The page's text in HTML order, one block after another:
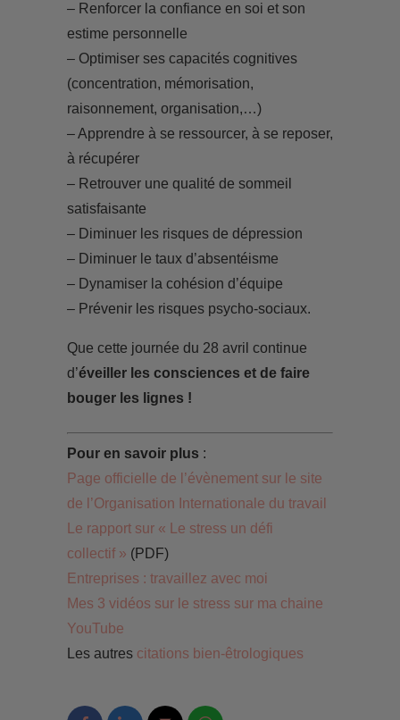
– Renforcer la confiance en soi et son
estime personnelle
– Optimiser ses capacités cognitives
(concentration, mémorisation,
raisonnement, organisation,…)
– Apprendre à se ressourcer, à se reposer,
à récupérer
– Retrouver une qualité de sommeil
satisfaisante
– Diminuer les risques de dépression
– Diminuer le taux d’absentéisme
– Dynamiser la cohésion d’équipe
– Prévenir les risques psycho-sociaux.
Que cette journée du 28 avril continue
d’éveiller les consciences et de faire
bouger les lignes !
Pour en savoir plus :
Page officielle de l’évènement sur le site
de l’Organisation Internationale du travail
Le rapport sur « Le stress un défi
collectif » (PDF)
Entreprises : travaillez avec moi
Mes 3 vidéos sur le stress sur ma chaine
YouTube
Les autres citations bien-êtrologiques